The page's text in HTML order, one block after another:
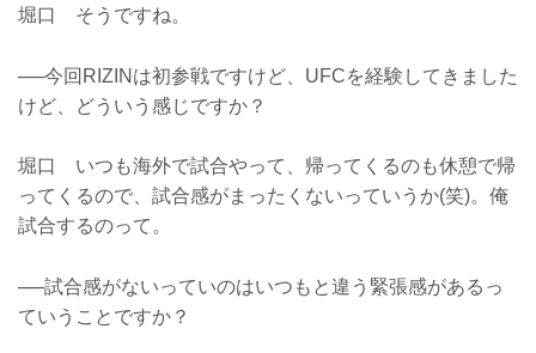
堀口 そうですね。
──今回RIZINは初参戦ですけど、UFCを経験してきました
けど、どういう感じですか？
堀口 いつも海外で試合やって、帰ってくるのも休憩で帰
ってくるので、試合感がまったくないっていうか(笑)。俺
試合するのって。
──試合感がないっていのはいつもと違う緊張感があるっ
ていうことですか？